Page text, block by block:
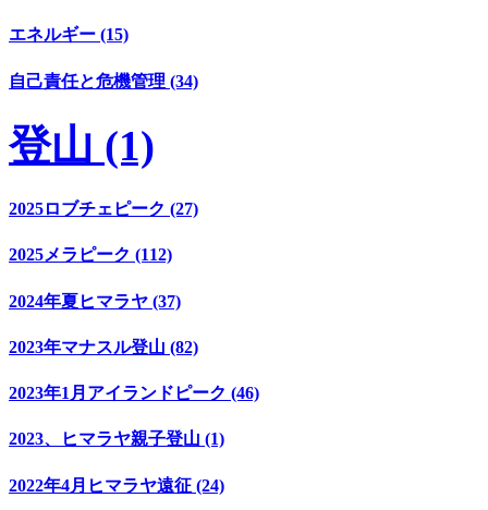
エネルギー (15)
自己責任と危機管理 (34)
登山 (1)
2025ロブチェピーク (27)
2025メラピーク (112)
2024年夏ヒマラヤ (37)
2023年マナスル登山 (82)
2023年1月アイランドピーク (46)
2023、ヒマラヤ親子登山 (1)
2022年4月ヒマラヤ遠征 (24)